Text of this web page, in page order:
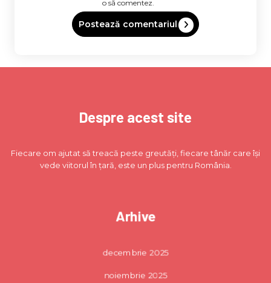
o să comentez.
Despre acest site
Fiecare om ajutat să treacă peste greutăți, fiecare tânăr care își
vede viitorul în țară, este un plus pentru România.
Arhive
decembrie 2025
noiembrie 2025